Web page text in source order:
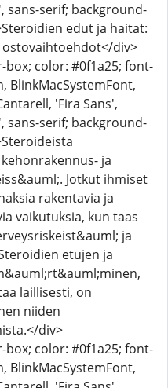
sans-serif; background-
edut ja haitat:
div>
box; color: #0f1a25; font-
BlinkMacSystemFont,
'Fira Sans',
sans-serif; background-
ja
Jotkut ihmiset
rakentavia ja
vaikutuksia, kun taas
ja
etujen ja
laillisesti, on
niiden
div>
box; color: #0f1a25; font-
BlinkMacSystemFont,